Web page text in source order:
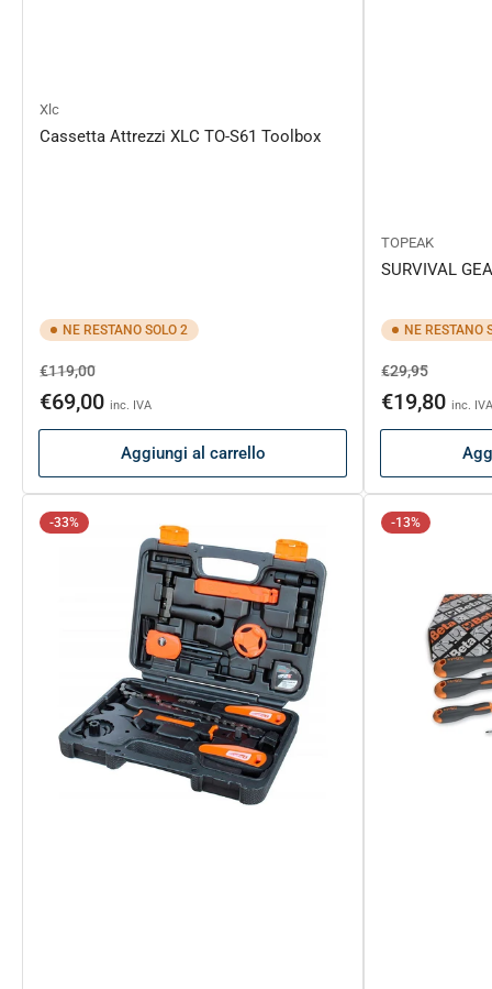
Xlc
Cassetta Attrezzi XLC TO-S61 Toolbox
NE RESTANO SOLO 2
Prezzo
di
€119,00Prezzo
scontato
€69,00 inc. IVA
Aggiungi al carrello
TOPEAK
SURVIVAL
NE RESTANO
Prezzo
di
€29,95Prezzo
scontato
€19,80 inc. IVA
-33% -13%